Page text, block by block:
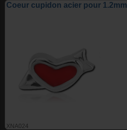
Coeur cupidon acier pour 1.2mm
XNA024